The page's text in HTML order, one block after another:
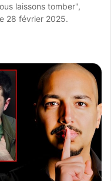
laissons tomber",
28 février 2025.